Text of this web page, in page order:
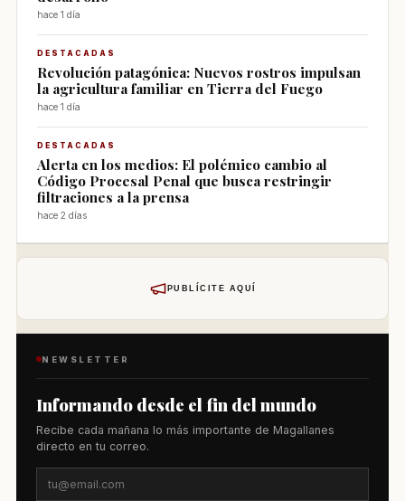
hace 1 día
DESTACADAS
Revolución patagónica: Nuevos rostros impulsan
la agricultura familiar en Tierra del Fuego
hace 1 día
DESTACADAS
Alerta en los medios: El polémico cambio al
Código Procesal Penal que busca restringir
filtraciones a la prensa
hace 2 días
PUBLÍCITE AQUÍ
NEWSLETTER
Informando desde el fin del mundo
Recibe cada mañana lo más importante de Magallanes
directo en tu correo.